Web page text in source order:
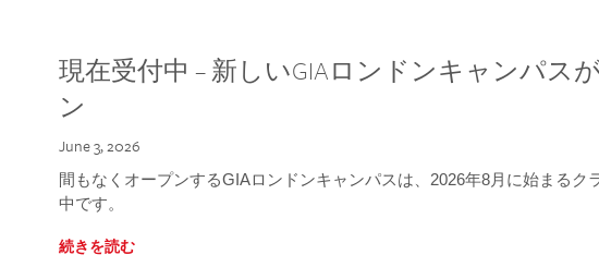
現在受付中 – 新しいGIAロンドンキャンパス
ン
June 3, 2026
間もなくオープンするGIAロンドンキャンパスは、2026年8月に始まるク
中です。
続きを読む